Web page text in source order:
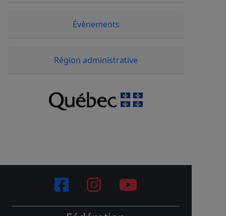
Évènements
Région administrative